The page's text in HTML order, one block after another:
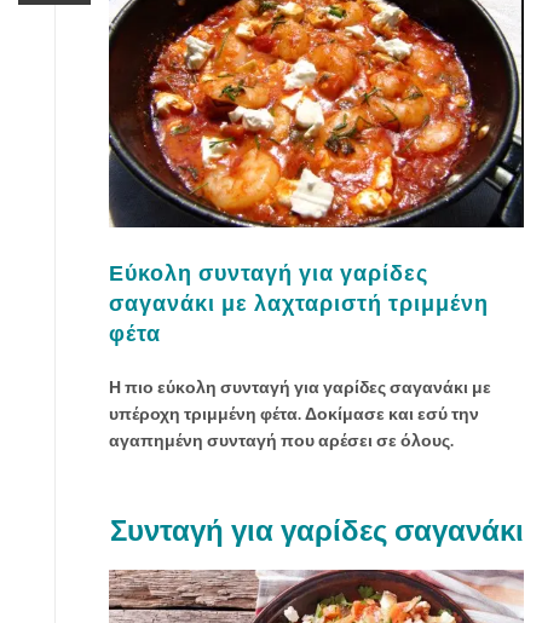
Εύκολη συνταγή για γαρίδες
σαγανάκι με λαχταριστή τριμμένη
φέτα
Η πιο εύκολη συνταγή για γαρίδες σαγανάκι με
υπέροχη τριμμένη φέτα. Δοκίμασε και εσύ την
αγαπημένη συνταγή που αρέσει σε όλους.
Συνταγή για γαρίδες σαγανάκι